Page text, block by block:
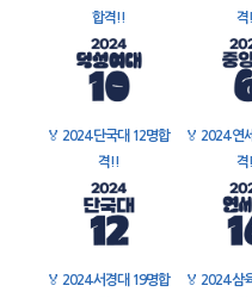
합격!!
격
🏅 2024 단국대 12명합
격!!
🏅 2024 연
격
🏅 2024 서경대 19명합
🏅 2024 삼